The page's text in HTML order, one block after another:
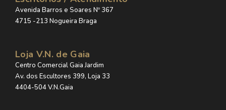
Avenida Barros e Soares Nº 367
4715 -213 Nogueira Braga
Loja V.N. de Gaia
Centro Comercial Gaia Jardim
Av. dos Escultores 399, Loja 33
4404-504 V.N.Gaia